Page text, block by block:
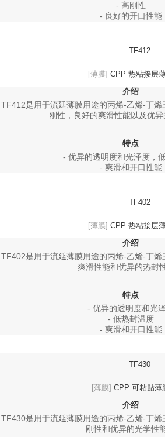
- 高刚性
- 良好的开口性能
TF412
[薄膜] CPP 热粘接层
介绍
TF412是用于流延薄膜用途的丙烯-乙烯-丁
刚性，良好的爽滑性能以及优异
特点
- 优异的透明度和光泽度，
- 爽滑和开口性能
TF402
[薄膜] CPP 热粘接层
介绍
TF402是用于流延薄膜用途的丙烯-乙烯-丁
爽滑性能和优异的热封
特点
- 优异的透明度和光
- 低热封温度
- 爽滑和开口性能
TF430
[薄膜] CPP 可粘贴薄
介绍
TF430是用于流延薄膜用途的丙烯-乙烯-丁
刚性和优异的光学性能